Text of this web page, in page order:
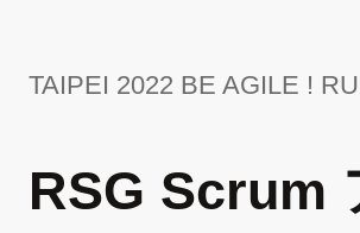
TAIPEI 2022 BE AGILE !
RSG Scrum